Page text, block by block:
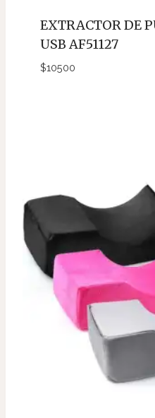
EXTRACTOR DE
USB AF51127
$10500